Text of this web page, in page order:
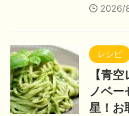
2026/
レシピ
【青
ノベー
星！お